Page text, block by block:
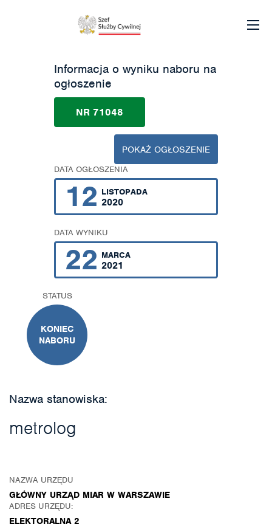
Informacja o wyniku naboru na
ogłoszenie
NR 71048
POKAŻ OGŁOSZENIE
DATA OGŁOSZENIA
12 LISTOPADA
2020
DATA WYNIKU
22 MARCA
2021
STATUS
KONIEC
NABORU
Nazwa stanowiska:
metrolog
NAZWA URZĘDU
GŁÓWNY URZĄD MIAR W WARSZAWIE
ADRES URZĘDU:
ELEKTORALNA 2